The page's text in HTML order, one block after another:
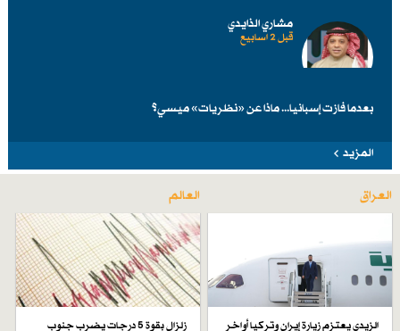
مشاري الذايدي
قبل 2 اسابیع
بعدما فازت إسبانيا... ماذا عن «نظريات» ميسي؟
المزيد
العراق
الزيدي يعتزم زيارة إيران وتركيا أواخر
العالم
زلزال بقوة 5 درجات يضرب جنوب